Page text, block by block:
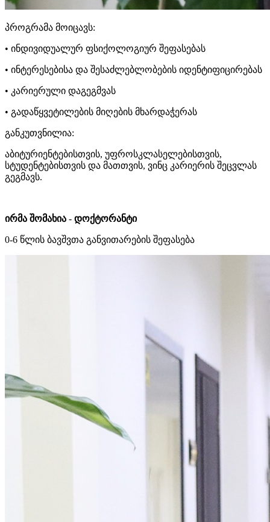
პროგრამა მოიცავს:
• ინდივიდუალურ ფსიქოლოგიურ შეფასებას
• ინტერესებისა და შესაძლებლობების იდენტიფიცირებას
• კარიერული დაგეგმვას
• გადაწყვეტილების მიღების მხარდაჭერას
განკუთვნილია:
აბიტურიენტებისთვის, უფროსკლასელებისთვის,
სტუდენტებისთვის და მათთვის, ვინც კარიერის შეცვლას
გეგმავს.
ირმა შომახია - დოქტორანტი
0-6 წლის ბავშვთა განვითარების შეფასება